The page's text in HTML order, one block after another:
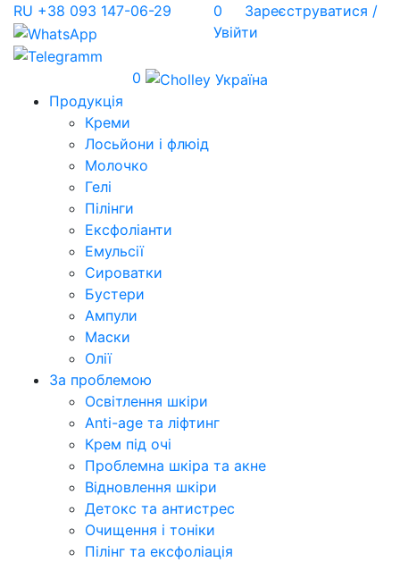
RU +38 093 147-06-29 0
Зареєструватися /
Увійти
0
Продукція
Креми
Лосьйони і флюід
Молочко
Гелі
Пілінги
Ексфоліанти
Емульсії
Сироватки
Бустери
Ампули
Маски
Олії
За проблемою
Освітлення шкіри
Anti-age та ліфтинг
Крем під очі
Проблемна шкіра та акне
Відновлення шкіри
Детокс та антистрес
Очищення і тоніки
Пілінг та ексфоліація